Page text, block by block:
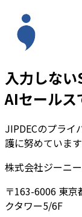
入力しない
AIセールス
JIPDECのプライ
護に努めています
株式会社ジーニー
〒163-6006 東
クタワー5/6F